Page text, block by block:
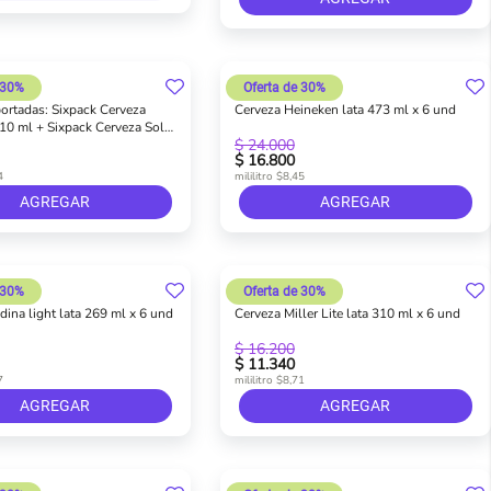
Sixpack Cerveza
ml + Sixpack Cerveza Sol
AGREGAR
Cerveza Heineken lata 473 ml x 6 und
$ 16.800
$ 24.000
Oferta de 30%
mililitro $8,45
AGREGAR
light lata 269 ml x 6 und
AGREGAR
Cerveza Miller Lite lata 310 ml x 6 und
$ 11.340
$ 16.200
Oferta de 30%
mililitro $8,71
AGREGAR